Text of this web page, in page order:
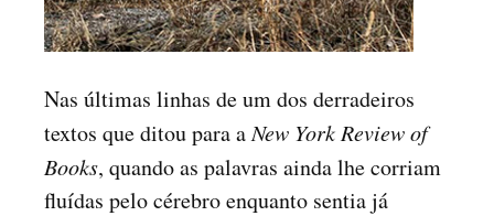
Nas últimas linhas de um dos derradeiros
textos que ditou para aNew York Review of
Books, quando as palavras ainda lhe corriam
fluídas pelo cérebro enquanto sentia já